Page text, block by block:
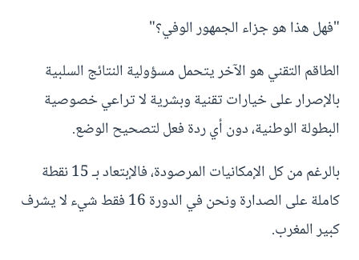
"فهل هذا هو جزاء الجمهور الوفي؟"
الطاقم التقني هو الآخر يتحمل مسؤولية النتائج السلبية
بالإصرار على خيارات تقنية وبشرية لا تراعي خصوصية
البطولة الوطنية، دون أي ردة فعل لتصحيح الوضع.
بالرغم من كل الإمكانيات المرصودة، فالإبتعاد بـ 15 نقطة
كاملة على الصدارة ونحن في الدورة 16 فقط شيء لا يشرف
كبير المغرب.